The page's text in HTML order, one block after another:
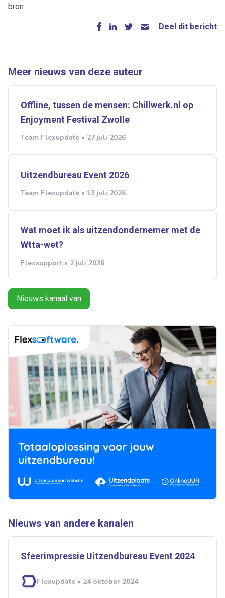
bron
Deel dit bericht
Meer nieuws van deze auteur
Offline, tussen de mensen: Chillwerk.nl op
Enjoyment Festival Zwolle
Team Flexupdate • 27 juli 2026
Uitzendbureau Event 2026
Team Flexupdate • 13 juli 2026
Wat moet ik als uitzendondernemer met de
Wtta-wet?
Flexsupport • 2 juli 2026
Nieuws kanaal van
Nieuws van andere kanalen
Sfeerimpressie Uitzendbureau Event 2024
Flexupdate • 24 oktober 2024
Ontvang vacatures direct in
je mailbox
Artikelen zoeken
Doorzaam
Flexmarkt Flexnieuws